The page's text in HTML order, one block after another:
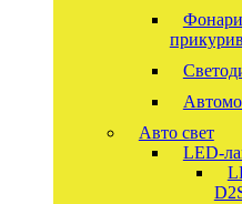
Авто свет
LED-